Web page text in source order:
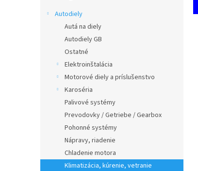
Autodiely
Autá na diely
Autodiely GB
Ostatné
Elektroinštalácia
Motorové diely a príslušenstvo
Karoséria
Palivové systémy
Prevodovky / Getriebe / Gearbox
Pohonné systémy
Nápravy, riadenie
Chladenie motora
Klimatizácia, kúrenie, vetranie